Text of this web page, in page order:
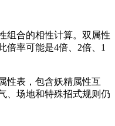
组合的相性计算。双属性
倍率可能是4倍、2倍、1
性表，包含妖精属性互
、场地和特殊招式规则仍